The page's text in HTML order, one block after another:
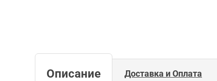
Описание Доставка и Оплата